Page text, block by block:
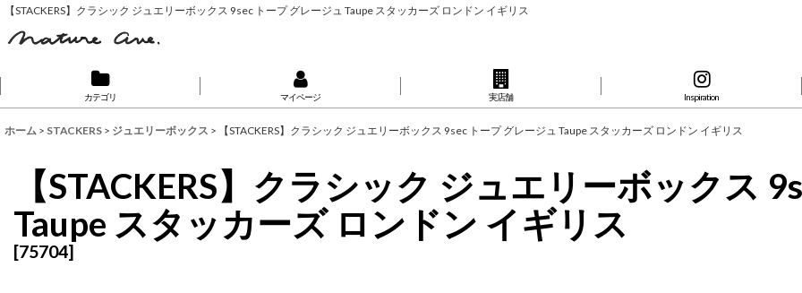
【STACKERS】クラシック ジュエリーボックス 9sec トープ グレージュ Taupe スタッカーズ ロンドン イギリス
カテゴリ マイページ 実店舗 Inspiration
ホーム > STACKERS > ジュエリーボックス > 【STACKERS】クラシック ジュエリーボックス 9sec トープ グレージュ Taupe スタッカーズ ロンドン イギリス
【STACKERS】クラシック ジュエリーボックス
Taupe スタッカーズ ロンドン イギリス
[75704]